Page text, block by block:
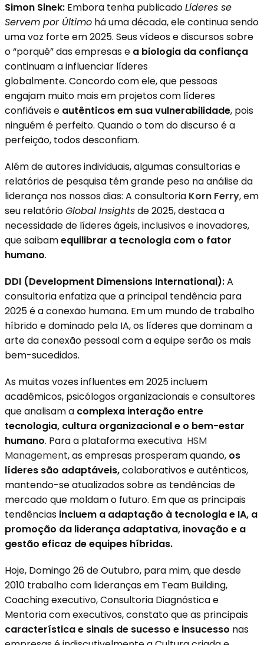
Simon Sinek: Embora tenha publicadoLíderes se
Servem por Último há uma década, ele continua sendo
uma voz forte em 2025. Seus vídeos e discursos sobre
o “porquê” das empresas e a biologia da confiança
continuam a influenciar líderes
globalmente. Concordo com ele, que pessoas
engajam muito mais em projetos com líderes
confiáveis e autênticos em sua vulnerabilidade, pois
ninguém é perfeito. Quando o tom do discurso é a
perfeição, todos desconfiam.
Além de autores individuais, algumas consultorias e
relatórios de pesquisa têm grande peso na análise da
liderança nos nossos dias: A consultoria Korn Ferry, em
seu relatórioGlobal Insightsde 2025, destaca a
necessidade de líderes ágeis, inclusivos e inovadores,
que saibamequilibrar a tecnologia com o fator
humano.
DDI (Development Dimensions International):A
consultoria enfatiza que a principal tendência para
2025 é a conexão humana. Em um mundo de trabalho
híbrido e dominado pela IA, os líderes que dominam a
arte da conexão pessoal com a equipe serão os mais
bem-sucedidos.
As muitas vozes influentes em 2025 incluem
acadêmicos, psicólogos organizacionais e consultores
que analisam a complexa interação entre
tecnologia, cultura organizacional e o bem-estar
humano. Para a plataforma executiva HSM
Management, as empresas prosperam quando, os
líderes são adaptáveis,colaborativos e autênticos,
mantendo-se atualizados sobre as tendências de
mercado que moldam o futuro. Em que as principais
tendências incluem a adaptação à tecnologia e IA, a
promoção da liderança adaptativa, inovação e a
gestão eficaz de equipes híbridas.
Hoje, Domingo 26 de Outubro, para mim, que desde
2010 trabalho com lideranças em Team Building,
Coaching executivo, Consultoria Diagnóstica e
Mentoria com executivos, constato que as principais
característica e sinais de sucesso e insucesso nas